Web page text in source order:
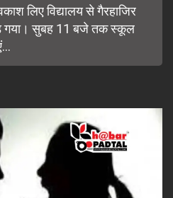
लिए विद्यालय से गैरहाजिर
गया। सुबह 11 बजे तक स्कूल